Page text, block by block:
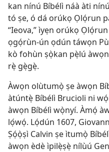
kan nínú Bíbélì náà àti
tó ṣe, ó dá orúkọ Ọlọ́run
“Ieova,” ìyẹn orúkọ
ọgọ́rùn-ún ọdún táwọn
kò fohùn ṣọ̀kan pẹ̀lú
rẹ̀ gẹ̀gẹ̀.
Àwọn olùtumọ̀ ṣe àwọn
àtúntẹ̀ Bíbélì Brucioli ni
àwọn Bíbélì wọ̀nyí. Àmọ́
lọ́wọ́. Lọ́dún 1607,
Ṣọ́ọ̀ṣì Calvin ṣe ìtumọ̀
àwọn èdè ìpilẹ̀ṣẹ̀ nílùú